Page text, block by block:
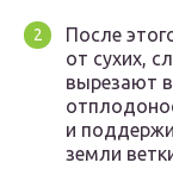
После
от сухих,
вырезают
и
земли